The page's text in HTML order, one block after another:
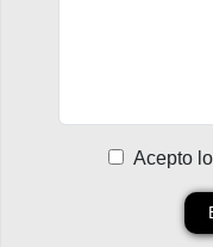
Acepto